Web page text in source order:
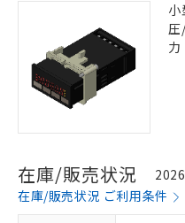
小
力
在庫/販売状況
在庫/販売状況 ご利用条件